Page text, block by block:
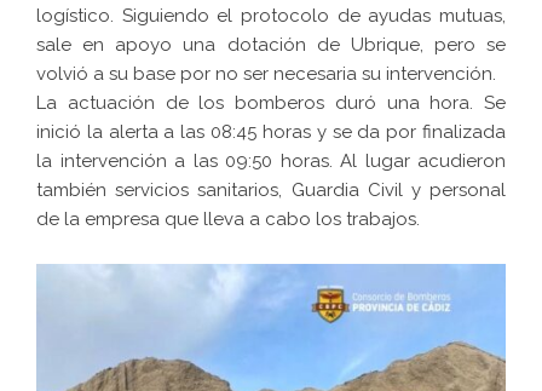
logístico. Siguiendo el protocolo de ayudas mutuas,
sale en apoyo una dotación de Ubrique, pero se
volvió a su base por no ser necesaria su intervención.
La actuación de los bomberos duró una hora. Se
inició la alerta a las 08:45 horas y se da por finalizada
la intervención a las 09:50 horas. Al lugar acudieron
también servicios sanitarios, Guardia Civil y personal
de la empresa que lleva a cabo los trabajos.